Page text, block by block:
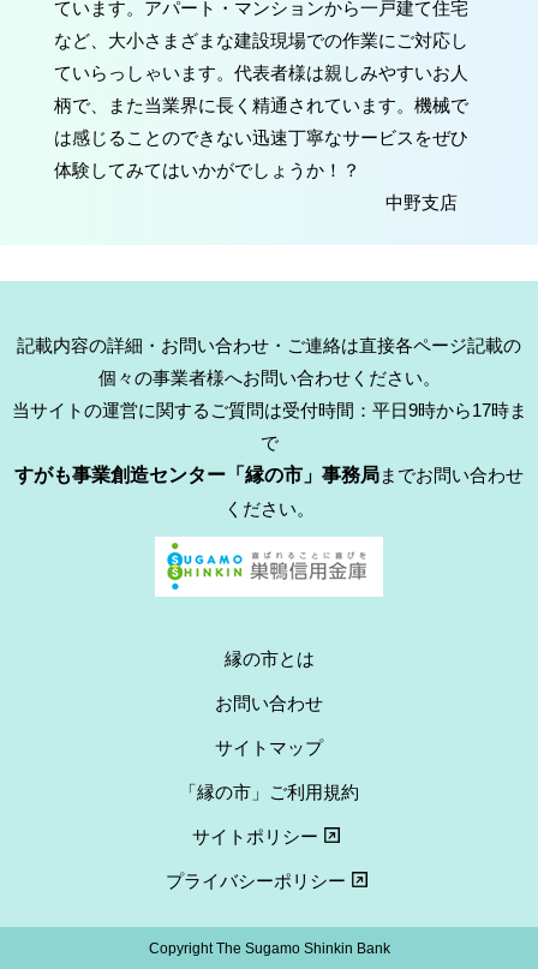
ています。アパート・マンションから一戸建て住宅
など、大小さまざまな建設現場での作業にご対応し
ていらっしゃいます。代表者様は親しみやすいお人
柄で、また当業界に長く精通されています。機械で
は感じることのできない迅速丁寧なサービスをぜひ
体験してみてはいかがでしょうか！？
中野支店
記載内容の詳細・お問い合わせ・ご連絡は直接各ページ記載の
個々の事業者様へお問い合わせください。
当サイトの運営に関するご質問は受付時間：平日9時から17時ま
で
すがも事業創造センター「縁の市」事務局までお問い合わせ
ください。
縁の市とは
お問い合わせ
サイトマップ
「縁の市」ご利用規約
サイトポリシー
プライバシーポリシー
Copyright The Sugamo Shinkin Bank